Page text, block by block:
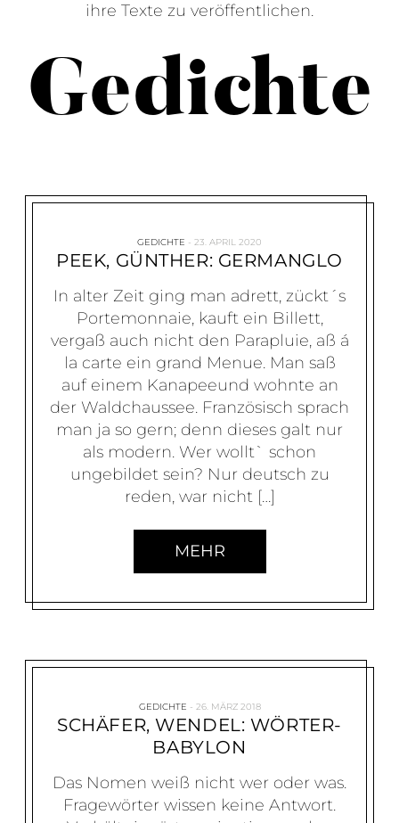
ihre Texte zu veröffentlichen.
Gedichte
GEDICHTE 23. APRIL 2020
PEEK, GÜNTHER: GERMANGLO
In alter Zeit ging man adrett, zückt´s
Portemonnaie, kauft ein Billett,
vergaß auch nicht den Parapluie, aß á
la carte ein grand Menue. Man saß
auf einem Kanapeeund wohnte an
der Waldchaussee. Französisch sprach
man ja so gern; denn dieses galt nur
als modern. Wer wollt` schon
ungebildet sein? Nur deutsch zu
reden, war nicht […]
MEHR
GEDICHTE 26. MÄRZ 2018
SCHÄFER, WENDEL: WÖRTER-
BABYLON
Das Nomen weiß nicht wer oder was.
Fragewörter wissen keine Antwort.